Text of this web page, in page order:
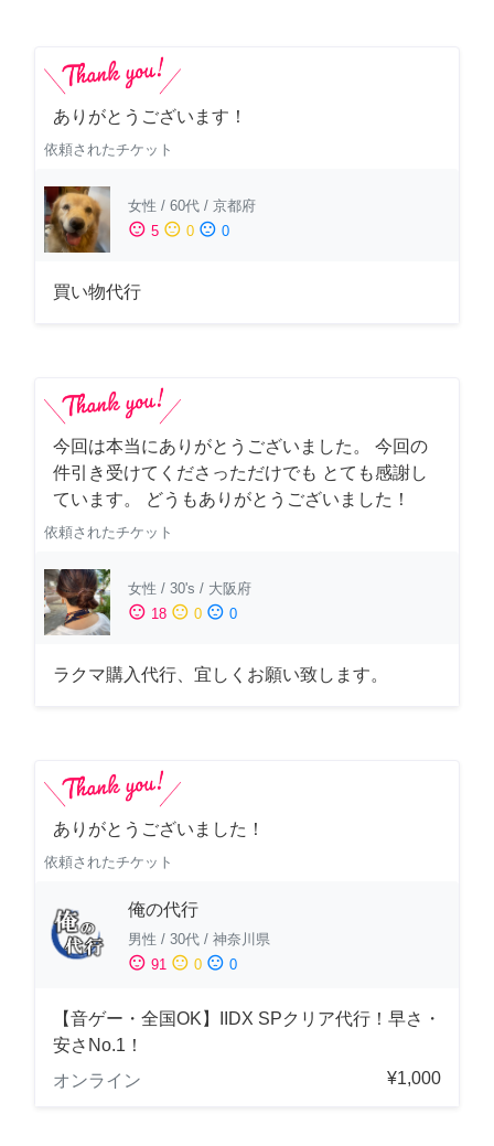
ありがとうございます！
依頼されたチケット
女性 / 60代 / 京都府
sentiment_satisfied 5 sentiment_neutral 0 sentiment_dissatisfied 0
買い物代行
今回は本当にありがとうございました。 今回の
件引き受けてくださっただけでも とても感謝し
ています。 どうもありがとうございました！
依頼されたチケット
女性 / 30's / 大阪府
sentiment_satisfied 18 sentiment_neutral 0 sentiment_dissatisfied 0
ラクマ購入代行、宜しくお願い致します。
ありがとうございました！
依頼されたチケット
俺の代行
男性 / 30代 / 神奈川県
sentiment_satisfied 91 sentiment_neutral 0 sentiment_dissatisfied 0
【音ゲー・全国OK】IIDX SPクリア代行！早さ・
安さNo.1！
オンライン
¥1,000